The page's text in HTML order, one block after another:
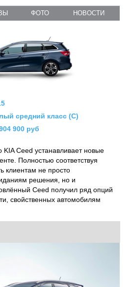
ФОТО
средний класс (C)
900 руб
Ceed устанавливает новые
Полностью соответствуя
клиентам не просто
свойственных автомобилям